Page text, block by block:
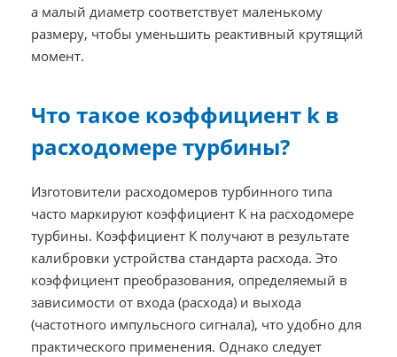
а малый диаметр соответствует маленькому
размеру, чтобы уменьшить реактивный крутящий
момент.
Что такое коэффициент k в
расходомере турбины?
Изготовители расходомеров турбинного типа
часто маркируют коэффициент К на расходомере
турбины. Коэффициент К получают в результате
калибровки устройства стандарта расхода. Это
коэффициент преобразования, определяемый в
зависимости от входа (расхода) и выхода
(частотного импульсного сигнала), что удобно для
практического применения. Однако следует